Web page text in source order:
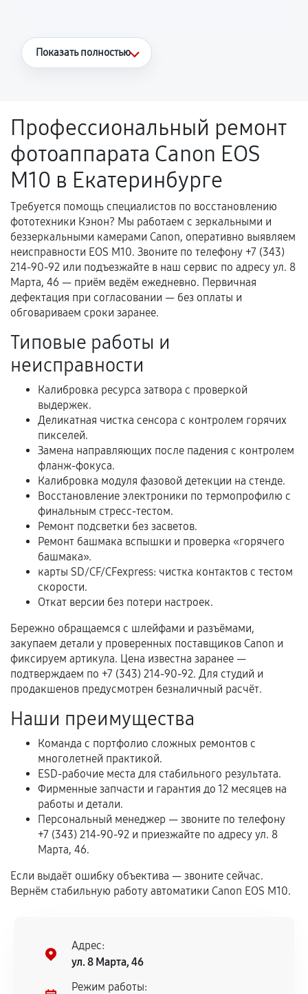
Что считается гарантийным случаем
Поломка установленной детали при
нормальной эксплуатации в течение
гарантийного срока.
Несоответствие комплектующей заявленным
техническим характеристикам.
Документы для подтверждения
гарантии
Гарантийный талон.
услуг и сроком гарантии.
Документы на установленные комплектующие
и кассовый чек.
Расширенная гарантия
В некоторых случаях возможно оформление
расширенной гарантии. Стоимость, сроки и
условия продления согласовываются отдельно и
фиксируются в документах.
Когда гарантия не действует
Нарушение правил эксплуатации,
механические повреждения, попадание влаги,
перегрев, коррозия.
Самостоятельный ремонт или вмешательство
третьих лиц.
предусмотрено отдельно.
Обращение после окончания гарантийного
срока.
Программные сбои, если это не указано в
отдельных условиях.
Если комплектующие куплены
самостоятельно
Гарантия на выполненные работы может
Предоставленные детали подходят по
техническим параметрам и не имеют внешних
дефектов.
Показать полностью
Профессиональный ремонт
фотоаппарата Canon EOS
M10 в Екатеринбурге
Требуется помощь специалистов по восстановлению
фототехники Кэнон? Мы работаем с зеркальными и
беззеркальными камерами Canon, оперативно выявляем
неисправности EOS M10. Звоните по телефону +7 (343)
214-90-92 или подъезжайте в наш сервис по адресу ул. 8
Марта, 46 — приём ведём ежедневно. Первичная
дефектация при согласовании — без оплаты и
обговариваем сроки заранее.
Типовые работы и
неисправности
Калибровка ресурса затвора с проверкой
выдержек.
Деликатная чистка сенсора с контролем горячих
пикселей.
Замена направляющих после падения с контролем
фланж-фокуса.
Калибровка модуля фазовой детекции на стенде.
Восстановление электроники по термопрофилю с
финальным стресс-тестом.
Ремонт подсветки без засветов.
Ремонт башмака вспышки и проверка «горячего
башмака».
карты SD/CF/CFexpress: чистка контактов с тестом
скорости.
Откат версии без потери настроек.
Бережно обращаемся с шлейфами и разъёмами,
закупаем детали у проверенных поставщиков Canon и
фиксируем артикула. Цена известна заранее —
подтверждаем по +7 (343) 214-90-92. Для студий и
продакшенов предусмотрен безналичный расчёт.
Наши преимущества
Команда с портфолио сложных ремонтов с
многолетней практикой.
ESD-рабочие места для стабильного результата.
Фирменные запчасти и гарантия до 12 месяцев на
работы и детали.
Персональный менеджер — звоните по телефону
+7 (343) 214-90-92 и приезжайте по адресу ул. 8
Марта, 46.
Если выдаёт ошибку объектива — звоните сейчас.
Вернём стабильную работу автоматики Canon EOS M10.
Адрес:
ул. 8 Марта, 46
Режим работы: